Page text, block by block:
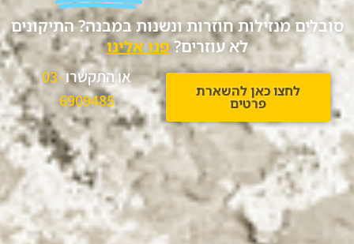
מנזילות חוזרות ונשנות במבנה? התיקונים
לא עוזרים?פנו אלינו
לחצו כאן להשארת
פרטים
או התקשרו03-
6909485